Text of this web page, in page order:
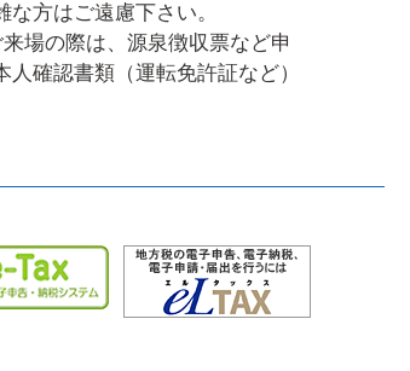
方はご遠慮下さい。
場の際は、源泉徴収票など申
確認書類（運転免許証など）